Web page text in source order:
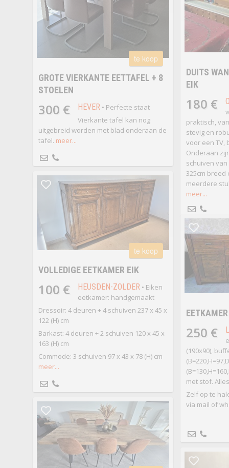
DUITS
EIK
180 €
praktisch,
stevig en
voor een TV,
Onderaan
schuiven van
325cm breed
meerdere
meer...
te koop
GROTE VIERKANTE EETTAFEL + 8
STOELEN
300 € HEVER• Perfecte staat
Vierkante tafel kan nog
uitgebreid worden met blad onderaan de
tafel. meer...
te koop
VOLLEDIGE EETKAMER EIK
100 € HEUSDEN-ZOLDER• Eiken
eetkamer: handgemaakt
Dressoir: 4 deuren + 4 schuiven 237 x 45 x
122 (H) cm
Barkast: 4 deuren + 2 schuiven 120 x 45 x
163 (H) cm
Commode: 3 schuiven 97 x 43 x 78 (H) cm
meer...
250 €
(190x90),
met stof.
Zelf op te
via mail of